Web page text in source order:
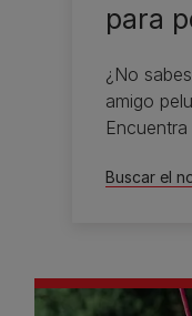
para
¿No
amigo
Buscar el